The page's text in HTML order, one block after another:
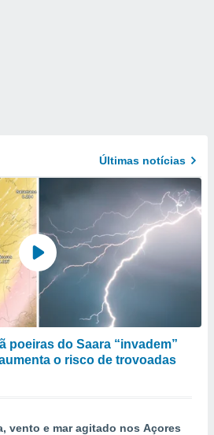
Últimas notícias
poeiras do Saara “invadem”
o risco de trovoadas
vento e mar agitado nos Açores